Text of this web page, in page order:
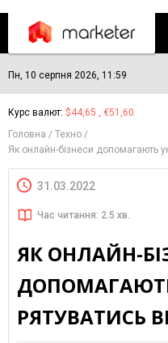
Пн, 10 серпня 2026, 11:59
Курс валют: $44,65 , €51,60
Головна
Техно
Як онлайн-бізнеси допомагають
31.03.2022
Час читання: 2.5 хв.
ЯК ОНЛАЙН-
РЯТУВАТИСЬ